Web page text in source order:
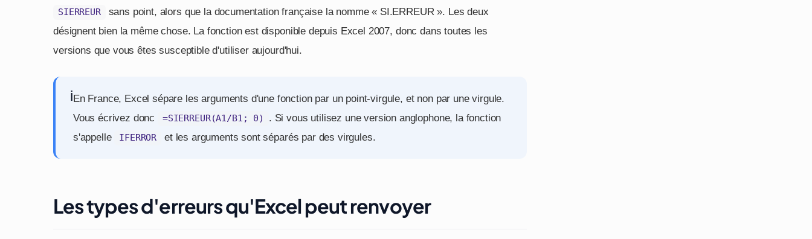
SIERREUR
sans point, alors que la documentation française la nomme « SI.ERREUR ». Les deux
désignent bien la même chose. La fonction est disponible depuis Excel 2007, donc dans toutes les
versions que vous êtes susceptible d'utiliser aujourd'hui.
iEn France, Excel sépare les arguments d'une fonction par un point-virgule, et non par une virgule.
Vous écrivez donc
=SIERREUR(A1/B1; 0)
. Si vous utilisez une version anglophone, la fonction
s'appelle
IFERROR et les arguments sont séparés par des virgules.
Les types d'erreurs qu'Excel peut renvoyer